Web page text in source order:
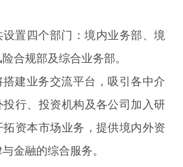
设置四个部门：境内业务部、境
合规部及综合业务部。
搭建业务交流平台，吸引各中介
投行、投资机构及各公司加入研
拓资本市场业务，提供境内外资
金融的综合服务。